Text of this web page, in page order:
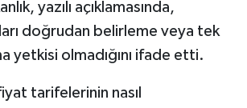
yazılı açıklamasında,
doğrudan belirleme veya tek
yetkisi olmadığını ifade etti.
tarifelerinin nasıl